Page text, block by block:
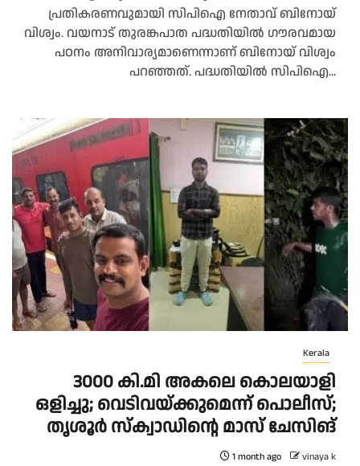
പ്രതികരണവുമായി സിപിഐ നേതാവ് ബിനോയ്
വിശ്വം. വയനാട് തുരങ്കപാത പദ്ധതിയില്‍ ഗൗരവമായ
പഠനം അനിവാര്യമാണെന്നാണ് ബിനോയ് വിശ്വം
പറഞ്ഞത്. പദ്ധതിയില്‍ സിപിഐ...
Kerala
3000 കി.മി അകലെ കൊലയാളി
ഒളിച്ചു; വെടിവയ്ക്കുമെന്ന് പൊലീസ്;
തൃശൂര്‍ സ്ക്വാഡിന്റെ മാസ് ചേസിങ്
1 month ago vinaya k